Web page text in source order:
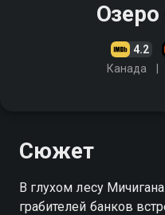
Озеро
4.2
Канада
Сюжет
В глухом лесу
грабителей банков